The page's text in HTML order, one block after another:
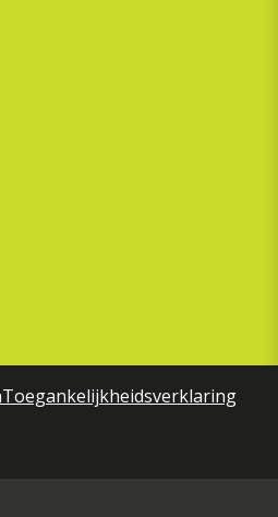
Toegankelijkheidsverklaring